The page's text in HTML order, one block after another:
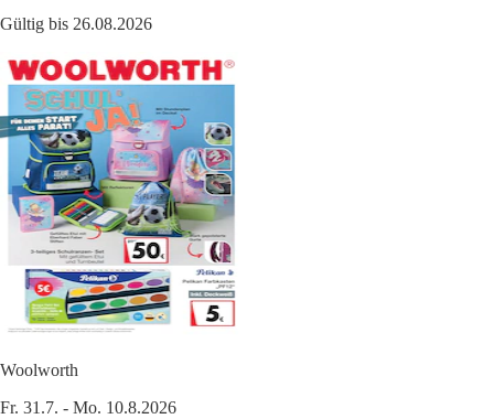
Gültig bis 26.08.2026
Woolworth
Fr. 31.7. - Mo. 10.8.2026